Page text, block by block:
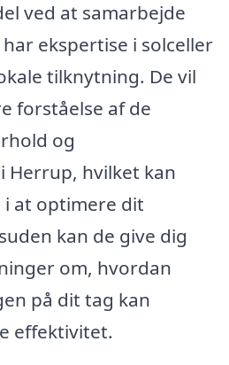
ved at samarbejde
ekspertise i solceller
tilknytning. De vil
forståelse af de
og
hvilket kan
i at optimere dit
kan de give dig
om, hvordan
på dit tag kan
effektivitet.